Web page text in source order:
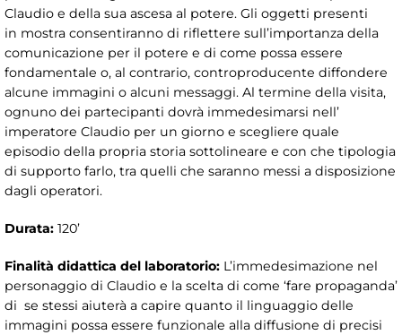
Claudio e della sua ascesa al potere. Gli oggetti presenti
in mostra consentiranno di riflettere sull’importanza della
comunicazione per il potere e di come possa essere
fondamentale o, al contrario, controproducente diffondere
alcune immagini o alcuni messaggi. Al termine della visita,
ognuno dei partecipanti dovrà immedesimarsi nell’
imperatore Claudio per un giorno e scegliere quale
episodio della propria storia sottolineare e con che tipologia
di supporto farlo, tra quelli che saranno messi a disposizione
dagli operatori.
Durata: 120’
Finalità didattica del laboratorio: L’immedesimazione nel
personaggio di Claudio e la scelta di come ‘fare propaganda’
di se stessi aiuterà a capire quanto il linguaggio delle
immagini possa essere funzionale alla diffusione di precisi